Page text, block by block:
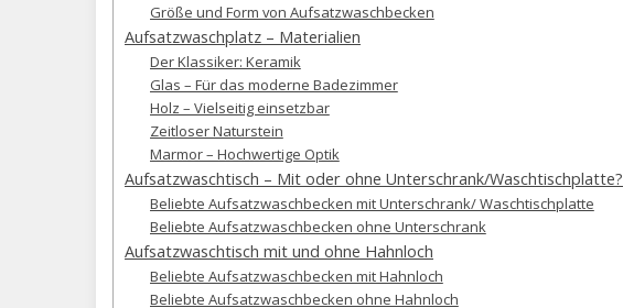
Größe und Form von Aufsatzwaschbecken
Aufsatzwaschplatz – Materialien
Der Klassiker: Keramik
Glas – Für das moderne Badezimmer
Holz – Vielseitig einsetzbar
Zeitloser Naturstein
Marmor – Hochwertige Optik
Aufsatzwaschtisch – Mit oder ohne Unterschrank/Waschtischplatte?
Beliebte Aufsatzwaschbecken mit Unterschrank/ Waschtischplatte
Beliebte Aufsatzwaschbecken ohne Unterschrank
Aufsatzwaschtisch mit und ohne Hahnloch
Beliebte Aufsatzwaschbecken mit Hahnloch
Beliebte Aufsatzwaschbecken ohne Hahnloch